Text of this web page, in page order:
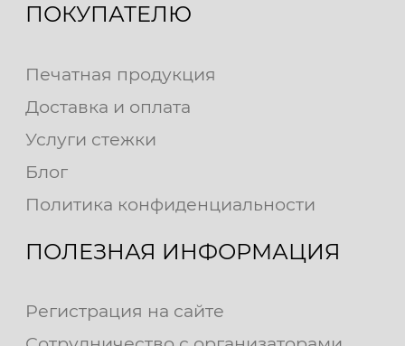
ПОКУПАТЕЛЮ
Печатная продукция
Доставка и оплата
Услуги стежки
Блог
Политика конфиденциальности
ПОЛЕЗНАЯ ИНФОРМАЦИЯ
Регистрация на сайте